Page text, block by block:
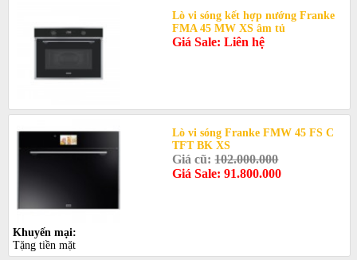
Lò vi sóng kết hợp nướng Franke
FMA 45 MW XS âm tủ
Giá Sale: Liên hệ
Lò vi sóng Franke FMW 45 FS C
TFT BK XS
Giá cũ:102.000.000
Giá Sale: 91.800.000
Khuyến mại:
Tặng tiền mặt